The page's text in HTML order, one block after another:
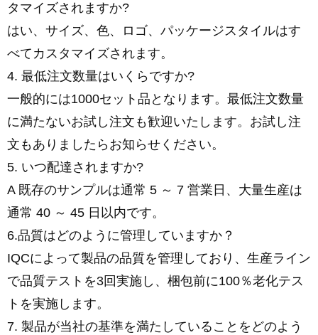
タマイズされますか?
はい、サイズ、色、ロゴ、パッケージスタイルはす
べてカスタマイズされます。
4. 最低注文数量はいくらですか?
一般的には1000セット品となります。最低注文数量
に満たないお試し注文も歓迎いたします。お試し注
文もありましたらお知らせください。
5. いつ配達されますか?
A 既存のサンプルは通常 5 ～ 7 営業日、大量生産は
通常 40 ～ 45 日以内です。
6.品質はどのように管理していますか？
IQCによって製品の品質を管理しており、生産ライン
で品質テストを3回実施し、梱包前に100％老化テス
トを実施します。
7. 製品が当社の基準を満たしていることをどのよう